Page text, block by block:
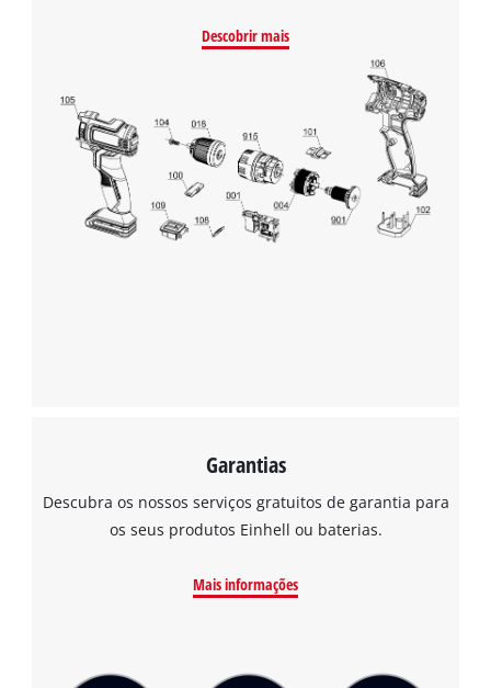
Descobrir mais
Garantias
Descubra os nossos serviços gratuitos de garantia para
os seus produtos Einhell ou baterias.
Mais informações